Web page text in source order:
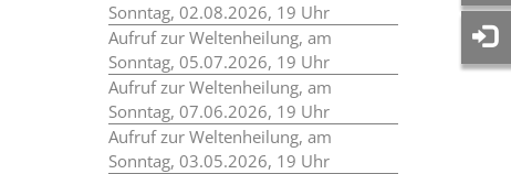
Sonntag, 02.08.2026, 19 Uhr
Aufruf zur Weltenheilung, am
Sonntag, 05.07.2026, 19 Uhr
Aufruf zur Weltenheilung, am
Sonntag, 07.06.2026, 19 Uhr
Aufruf zur Weltenheilung, am
Sonntag, 03.05.2026, 19 Uhr